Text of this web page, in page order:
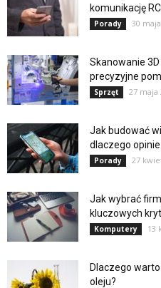
komunikację
Porady 30
Skanowanie
precyzyjne
Sprzęt 27 maja
Jak budować
dlaczego opinie
Porady 27
Jak wybrać
kluczowych
Komputery 13
Dlaczego
oleju?